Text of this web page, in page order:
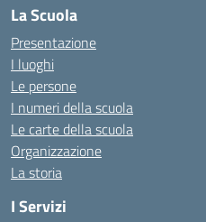
La Scuola
Presentazione
I luoghi
Le persone
I numeri della scuola
Le carte della scuola
Organizzazione
La storia
I Servizi